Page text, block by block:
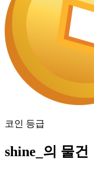
코인 등급
shine_의 물건